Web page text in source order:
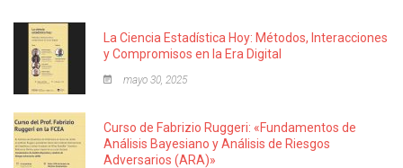
La Ciencia Estadística Hoy: Métodos, Interacciones
y Compromisos en la Era Digital
mayo 30, 2025
Curso de Fabrizio Ruggeri: «Fundamentos de
Análisis Bayesiano y Análisis de Riesgos
Adversarios (ARA)»